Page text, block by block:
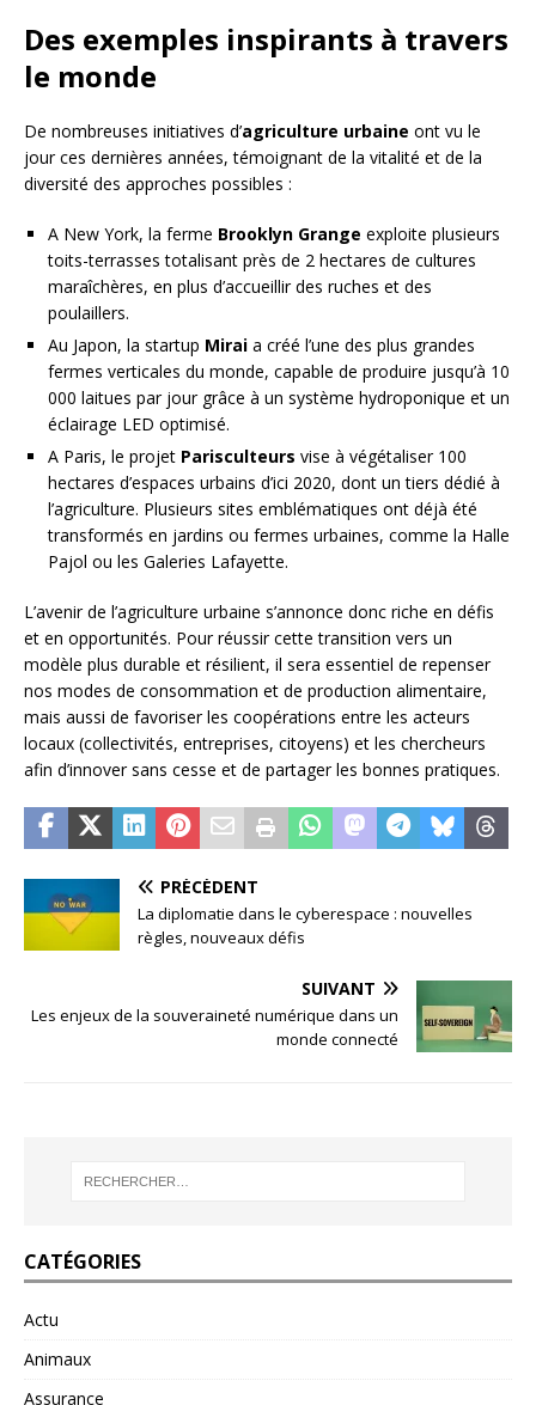
Des exemples inspirants à travers
le monde
De nombreuses initiatives d’agriculture urbaine ont vu le
jour ces dernières années, témoignant de la vitalité et de la
diversité des approches possibles :
A New York, la ferme Brooklyn Grange exploite plusieurs
toits-terrasses totalisant près de 2 hectares de cultures
maraîchères, en plus d’accueillir des ruches et des
poulaillers.
Au Japon, la startup Mirai a créé l’une des plus grandes
fermes verticales du monde, capable de produire jusqu’à 10
000 laitues par jour grâce à un système hydroponique et un
éclairage LED optimisé.
A Paris, le projet Parisculteurs vise à végétaliser 100
hectares d’espaces urbains d’ici 2020, dont un tiers dédié à
l’agriculture. Plusieurs sites emblématiques ont déjà été
transformés en jardins ou fermes urbaines, comme la Halle
Pajol ou les Galeries Lafayette.
L’avenir de l’agriculture urbaine s’annonce donc riche en défis
et en opportunités. Pour réussir cette transition vers un
modèle plus durable et résilient, il sera essentiel de repenser
nos modes de consommation et de production alimentaire,
mais aussi de favoriser les coopérations entre les acteurs
locaux (collectivités, entreprises, citoyens) et les chercheurs
afin d’innover sans cesse et de partager les bonnes pratiques.
PRÉCÉDENT
La diplomatie dans le cyberespace : nouvelles
règles, nouveaux défis
SUIVANT
Les enjeux de la souveraineté numérique dans un
monde connecté
CATÉGORIES
Actu
Animaux
Assurance